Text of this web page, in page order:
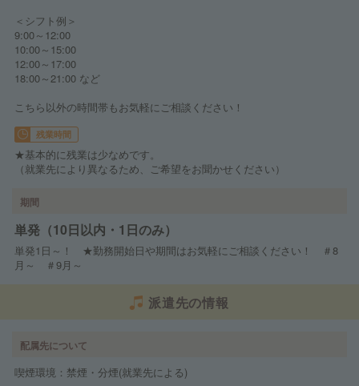
＜シフト例＞
9:00～12:00
10:00～15:00
12:00～17:00
18:00～21:00 など
こちら以外の時間帯もお気軽にご相談ください！
残業時間
★基本的に残業は少なめです。
（就業先により異なるため、ご希望をお聞かせください）
期間
単発（10日以内・1日のみ）
単発1日～！ ★勤務開始日や期間はお気軽にご相談ください！ ＃8
月～ ＃9月～
派遣先の情報
配属先について
喫煙環境：禁煙・分煙(就業先による)